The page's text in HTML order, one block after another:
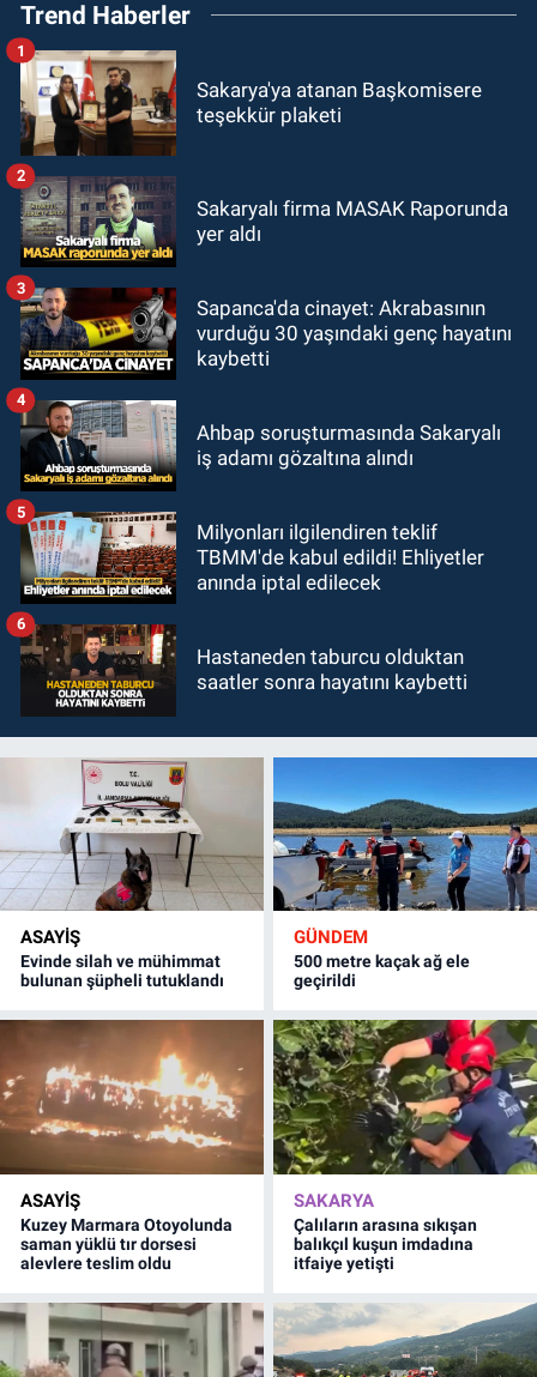
Trend Haberler
Sakarya'ya atanan Başkomisere
teşekkür plaketi
1
Sakaryalı firma MASAK Raporunda
yer aldı
2
Sapanca'da cinayet: Akrabasının
vurduğu 30 yaşındaki genç hayatını
kaybetti
3
Ahbap soruşturmasında Sakaryalı
iş adamı gözaltına alındı
4
Milyonları ilgilendiren teklif
TBMM'de kabul edildi! Ehliyetler
anında iptal edilecek
5
Hastaneden taburcu olduktan
saatler sonra hayatını kaybetti
6
ASAYİŞ
Evinde silah ve mühimmat
bulunan şüpheli tutuklandı
GÜNDEM
500 metre kaçak ağ ele
geçirildi
ASAYİŞ
Kuzey Marmara Otoyolunda
saman yüklü tır dorsesi
alevlere teslim oldu
SAKARYA
Çalıların arasına sıkışan
balıkçıl kuşun imdadına
itfaiye yetişti